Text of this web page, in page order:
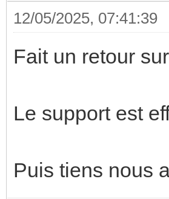
12/05/2025, 07:41:39
Fait un retour
Le support est
Puis tiens nous